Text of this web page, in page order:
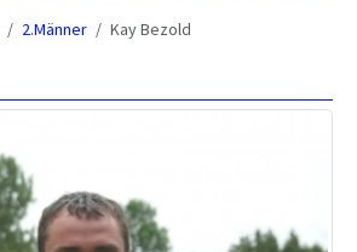
2.Männer Kay Bezold